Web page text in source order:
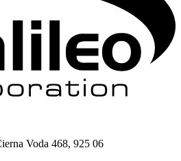
Voda 468, 925 06